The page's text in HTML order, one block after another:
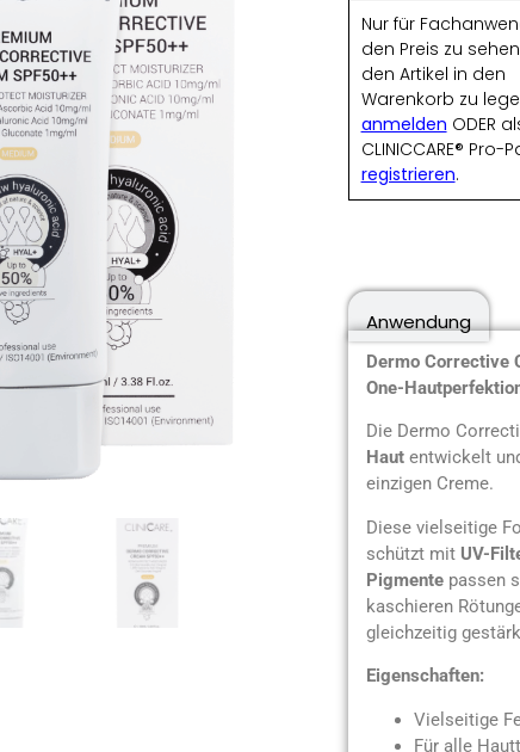
Nur für
den Preis zu
den Artikel in den
Warenkorb zu
anmelden ODER
CLINICCARE® Pro-
registrieren.
Anwendung
Dermo Corrective
One-
Die Dermo
Hautentwickelt
einzigen Creme.
Diese vielseitige
schützt mit UV-
Pigmentepassen
kaschieren
gleichzeitig
Eigenschaften:
Vielseitige
Für alle